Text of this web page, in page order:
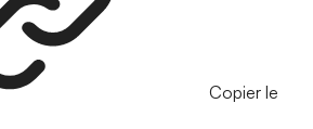
Copier le